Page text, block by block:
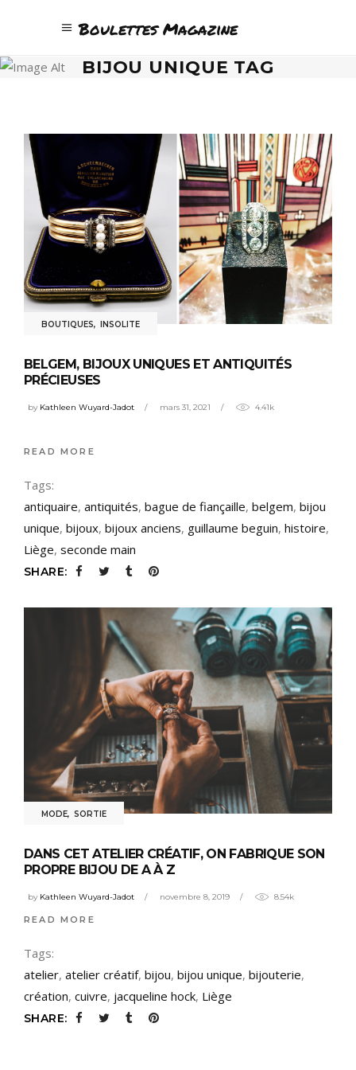
Boulettes Magazine
BIJOU UNIQUE TAG
BOUTIQUES, INSOLITE
BELGEM, BIJOUX UNIQUES ET ANTIQUITÉS
PRÉCIEUSES
by Kathleen Wuyard-Jadot mars 31, 2021 4.41k
READ MORE
Tags:
antiquaire, antiquités, bague de fiançaille, belgem, bijou
unique, bijoux, bijoux anciens, guillaume beguin, histoire,
Liège, seconde main
SHARE:
MODE, SORTIE
DANS CET ATELIER CRÉATIF, ON FABRIQUE SON
PROPRE BIJOU DE A À Z
by Kathleen Wuyard-Jadot novembre 8, 2019 8.54k
READ MORE
Tags:
atelier, atelier créatif, bijou, bijou unique, bijouterie,
création, cuivre, jacqueline hock, Liège
SHARE: